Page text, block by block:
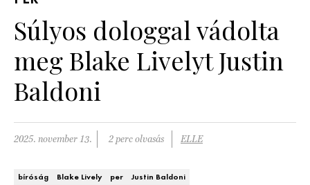
SZÉPSÉG
KULTÚRA
ÉLETMÓD
PÁRKAPCSOLAT
Súlyos dologgal vádolta
meg Blake Livelyt Justin
Baldoni
2025. november 13. 2 perc olvasás ELLE
bíróság Blake Lively per Justin Baldoni